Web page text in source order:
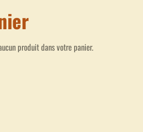
produit dans votre panier.